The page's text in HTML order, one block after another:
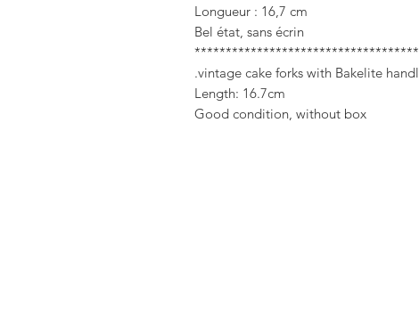
Longueur : 16,7 cm
Bel état, sans écrin
************************************
Length: 16.7cm
Good condition, without box